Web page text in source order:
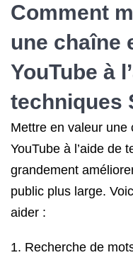
Comment
une chaîne
YouTube à
techniques
Mettre en valeur
YouTube à l’aide de
grandement
public plus large.
aider :
Recherche de